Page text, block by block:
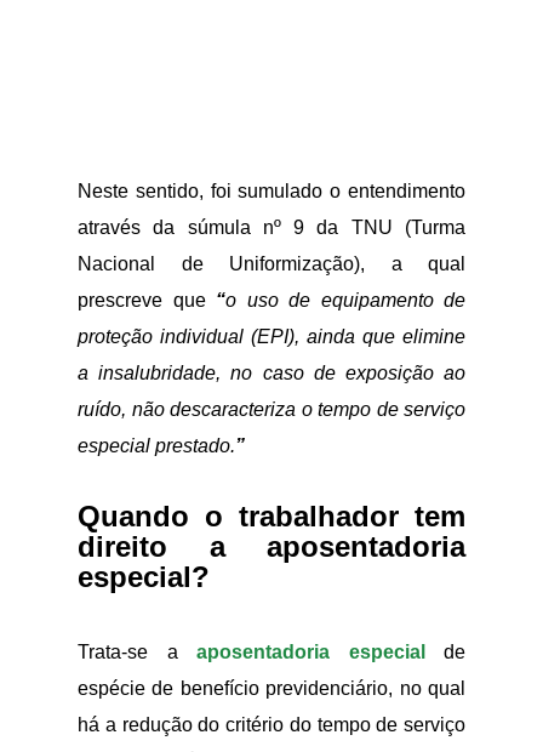
Neste sentido, foi sumulado o entendimento
através da súmula nº 9 da TNU (Turma
Nacional de Uniformização), a qual
prescreve que “o uso de equipamento de
proteção individual (EPI), ainda que elimine
a insalubridade, no caso de exposição ao
ruído, não descaracteriza o tempo de serviço
especial prestado.”
Quando o trabalhador tem
direito a aposentadoria
especial?
Trata-se a aposentadoria especial
de
espécie de benefício previdenciário, no qual
há a redução do critério do tempo de serviço